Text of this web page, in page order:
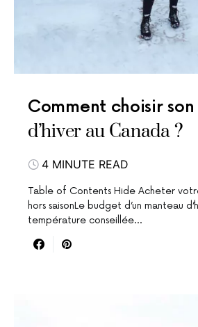
Comment choisir
d’hiver au Canada ?
4 MINUTE READ
Table of Contents Hide Acheter
hors saisonLe budget d’un manteau
température conseillée…